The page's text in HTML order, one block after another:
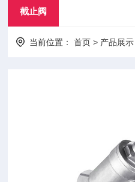
截止阀
当前位置：首页 > 产品展示